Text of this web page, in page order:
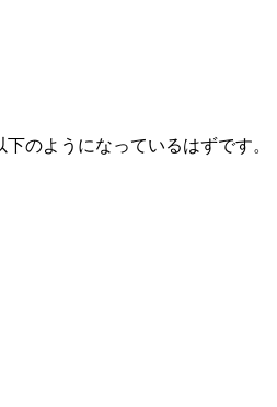
下のようになっているはずです。